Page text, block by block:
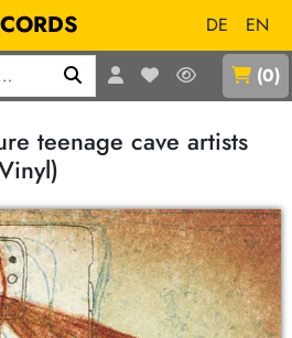
DE
EN
(0)
teenage cave artists